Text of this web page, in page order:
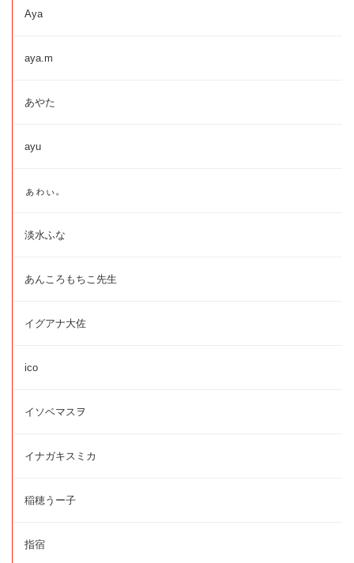
Aya
aya.m
あやた
ayu
ぁゎぃ。
淡水ふな
あんころもちこ先生
イグアナ大佐
ico
イソベマスヲ
イナガキスミカ
稲穂うー子
指宿